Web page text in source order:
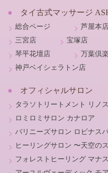
タイ古式マッサージ
総合ページ 芦屋本
三宮店
宝塚店
琴平花壇店
万葉倶
神戸ベイシェラトン店
オフィシャルサロン
タラソトリートメント リノ
ロミロミサロン カナロア
バリニーズサロン ロビナス
ヒーリングサロン 〜天空の
フォレストヒーリング マナ